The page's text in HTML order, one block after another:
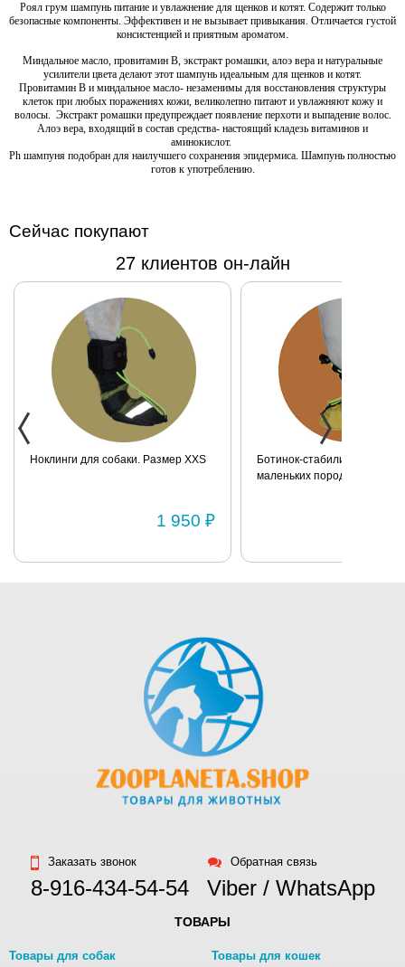
компоненты. Эффективен
и не вызывает
густой консистенцией и
приятным ароматом.
Подробно- в карточке
товара.
Роял грум шампунь питание и увлажнение для щенков и котят. Содержит только
безопасные компоненты. Эффективен и не вызывает привыкания. Отличается густой
консистенцией и приятным ароматом.
Миндальное масло, провитамин В, экстракт ромашки, алоэ вера и натуральные
усилители цвета делают этот шампунь идеальным для щенков и котят.
Провитамин В и миндальное масло- незаменимы для восстановления структуры
клеток при любых поражениях кожи, великолепно питают и увлажняют кожу и
волосы. Экстракт ромашки предупреждает появление перхоти и выпадение волос.
Алоэ вера, входящий в состав средства- настоящий кладезь витаминов и
аминокислот.
Ph шампуня подобран для наилучшего сохранения эпидермиса. Шампунь полностью
готов к употреблению.
Сейчас покупают
27 клиентов он-лайн
Ноклинги для собаки. Размер XXS
1 950 ₽
Ботинок-стабилизатор для
маленьких пород для
Заказать звонок
8-916-434-54-54
Обратная связь
Viber / WhatsApp
ТОВАРЫ
Товары для собак Товары для кошек